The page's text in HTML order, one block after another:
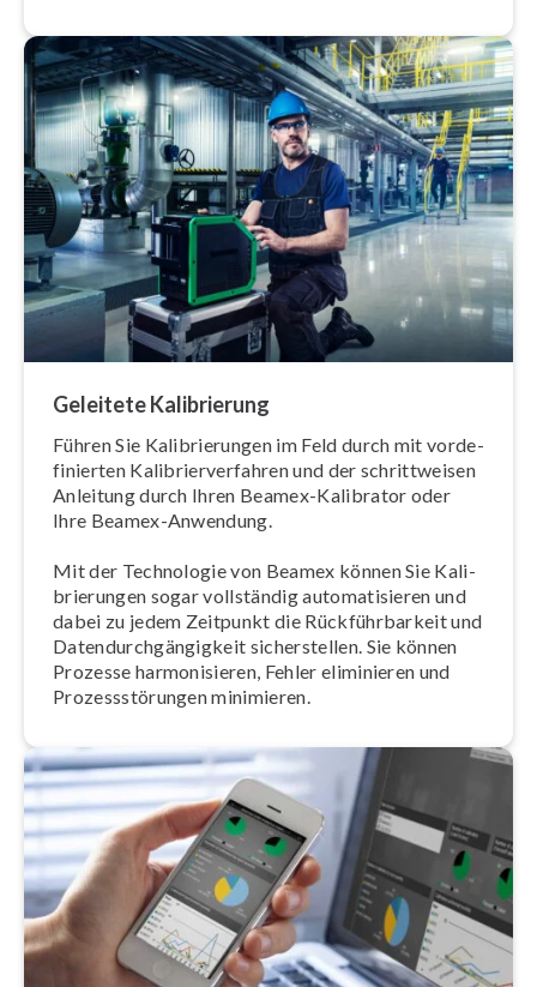
Geleitete Ka­li­brie­rung
Führen Sie Ka­li­brie­run­gen im Feld durch mit vor­de­
fi­nier­ten Ka­li­brier­ver­fah­ren und der schritt­wei­sen
Anleitung durch Ihren Beamex-Kalibrator oder
Ihre Beamex-Anwendung.
Mit der Technologie von Beamex können Sie Ka­li­
brie­run­gen sogar vollständig au­to­ma­ti­sie­ren und
dabei zu jedem Zeitpunkt die Rück­führ­bar­keit und
Da­ten­durch­gän­gig­keit si­cher­stel­len. Sie können
Prozesse har­mo­ni­sie­ren, Fehler eliminieren und
Pro­zess­stö­run­gen minimieren.